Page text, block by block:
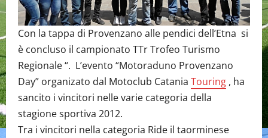
Con la tappa di Provenzano alle pendici dell’Etna si
è concluso il campionato TTr Trofeo Turismo
Regionale “. L’evento “Motoraduno Provenzano
Day” organizato dal Motoclub Catania Touring , ha
sancito i vincitori nelle varie categoria della
stagione sportiva 2012.
Tra i vincitori nella categoria Ride il taorminese